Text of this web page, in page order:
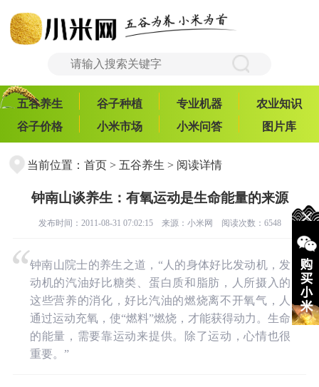
五谷养生 谷子种植 专业机器
农业知识
谷子价格
小米市场 小米问答 图片库
当前位置： 首页> 五谷养生 > 阅读详情
钟南山谈养生：有氧运动是生命能量的来源
发布时间：2011-08-31 07:02:15 来源： 小米网 阅读次数：6548
钟南山院士的养生之道，“人的身体好比发动机，发
动机的汽油好比糖类、蛋白质和脂肪，人所摄入的
这些营养的消化，好比汽油的燃烧离不开氧气，人
通过运动充氧，使“燃料”燃烧，才能获得动力。生命
的能量，需要靠运动来提供。除了运动，心情也很
重要。”